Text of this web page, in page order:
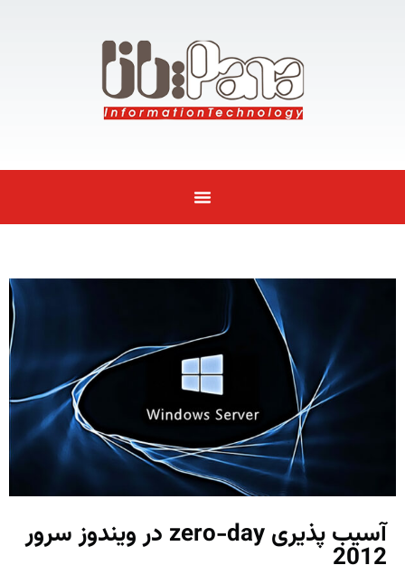
آسیب پذیری zero-day در ویندوز سرور
2012